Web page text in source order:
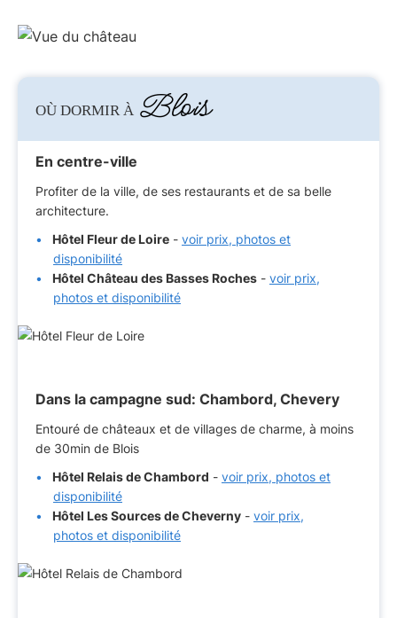
OÙ DORMIR À Blois
En centre-ville
Profiter de la ville, de ses restaurants et de sa belle
architecture.
Hôtel Fleur de Loire - voir prix, photos et
disponibilité
Hôtel Château des Basses Roches - voir prix,
photos et disponibilité
Dans la campagne sud: Chambord, Chevery
Entouré de châteaux et de villages de charme, à moins
de 30min de Blois
Hôtel Relais de Chambord - voir prix, photos et
disponibilité
Hôtel Les Sources de Cheverny - voir prix,
photos et disponibilité